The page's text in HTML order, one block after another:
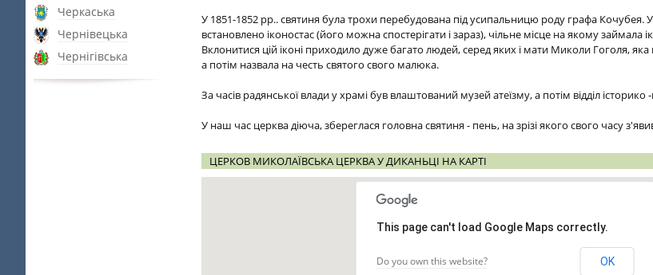
Черкаська
Чернівецька
Чернігівська
У 1851-1852 рр.. святиня була трохи перебудована під усипальницю роду графа Кочубея.
встановлено іконостас (його можна спостерігати і зараз), чільне місце на якому
Вклонитися цій іконі приходило дуже багато людей, серед яких і мати Миколи Гоголя,
а потім назвала на честь святого свого малюка.
За часів радянської влади у храмі був влаштований музей атеїзму, а потім відділ
У наш час церква діюча, збереглася головна святиня - пень, на зрізі якого свого часу
ЦЕРКОВ МИКОЛАЇВСЬКА ЦЕРКВА У ДИКАНЬЦІ НА КАРТІ
This page can't load Google Maps correctly.
Do you own this website? OK